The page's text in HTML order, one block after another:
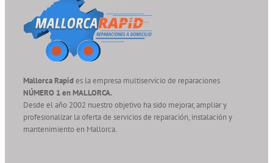
Mallorca Rapides la empresa multiservicio de reparaciones
NÚMERO 1 en MALLORCA.
Desde el año 2002 nuestro objetivo ha sido mejorar, ampliar y
profesionalizar la oferta de servicios de reparación, instalación y
mantenimiento en Mallorca.